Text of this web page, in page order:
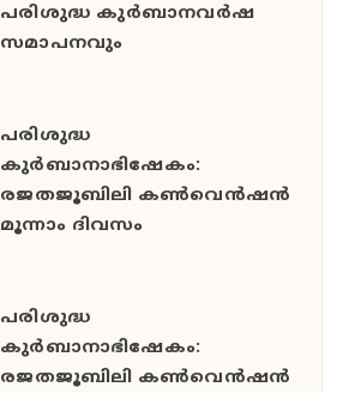
പരിശുദ്ധ കുർബാനവർഷ
സമാപനവും
പരിശുദ്ധ
കുർബാനാഭിഷേകം:
രജതജൂബിലി കൺവെൻഷൻ
മൂന്നാം ദിവസം
പരിശുദ്ധ
കുർബാനാഭിഷേകം:
രജതജൂബിലി കൺവെൻഷൻ